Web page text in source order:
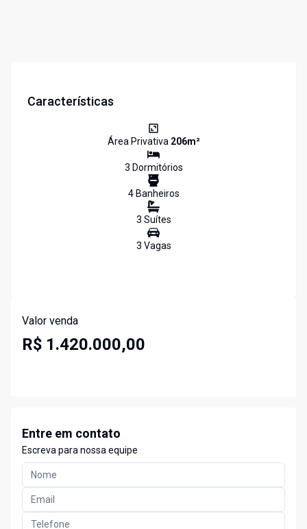
Características
Área Privativa 206m²
3 Dormitórios
4Banheiros
3 Suítes
3 Vagas
Valor venda
R$ 1.420.000,00
Entre em contato
Escreva para nossa equipe